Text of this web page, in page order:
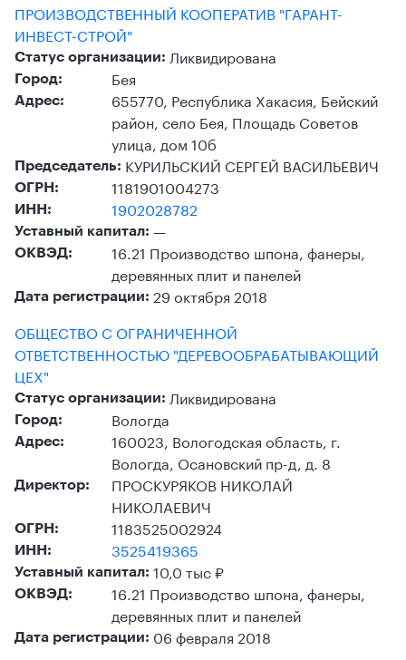
ПРОИЗВОДСТВЕННЫЙ КООПЕРАТИВ "ГАРАНТ-
ИНВЕСТ-СТРОЙ"
Статус организации: Ликвидирована
Город: Бея
Адрес:
655770, Республика Хакасия, Бейский
район, село Бея, Площадь Советов
улица, дом 10б
Председатель: КУРИЛЬСКИЙ СЕРГЕЙ ВАСИЛЬЕВИЧ
ОГРН: 1181901004273
ИНН: 1902028782
Уставный капитал: —
ОКВЭД:
16.21 Производство шпона, фанеры,
деревянных плит и панелей
Дата регистрации: 29 октября 2018
ОБЩЕСТВО С ОГРАНИЧЕННОЙ
ОТВЕТСТВЕННОСТЬЮ "ДЕРЕВООБРАБАТЫВАЮЩИЙ
ЦЕХ"
Статус организации: Ликвидирована
Город: Вологда
Адрес:
160023, Вологодская область, г.
Вологда, Осановский пр-д, д. 8
Директор:
ПРОСКУРЯКОВ НИКОЛАЙ
НИКОЛАЕВИЧ
ОГРН: 1183525002924
ИНН: 3525419365
Уставный капитал: 10,0 тыс ₽
ОКВЭД:
16.21 Производство шпона, фанеры,
деревянных плит и панелей
Дата регистрации: 06 февраля 2018